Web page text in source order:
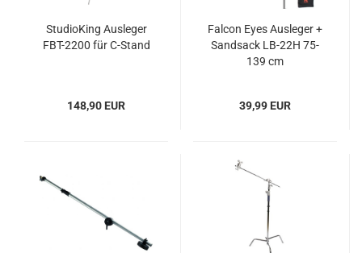
StudioKing Ausleger
FBT-2200 für C-Stand
148,90 EUR
Falcon Eyes Ausleger +
Sandsack LB-22H 75-
139 cm
39,99 EUR